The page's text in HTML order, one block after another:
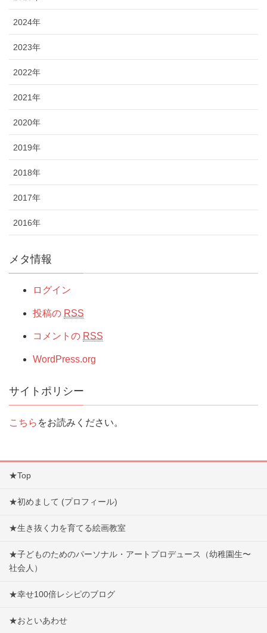
2024年
2023年
2022年
2021年
2020年
2019年
2018年
2017年
2016年
メタ情報
ログイン
投稿の RSS
コメントの RSS
WordPress.org
サイトポリシー
こちら をお読みください。
★Top
★初めまして (プロフィール)
★生き抜く力を育てる絵画教室
★子どものためのパーソナル・アートプロデュース（幼稚園生〜
社会人）
★幸せ100倍レシピのブログ
★おといあわせ